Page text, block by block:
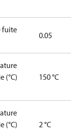
fuite
0.05
(°C)
150 °C
(°C)
2 °C